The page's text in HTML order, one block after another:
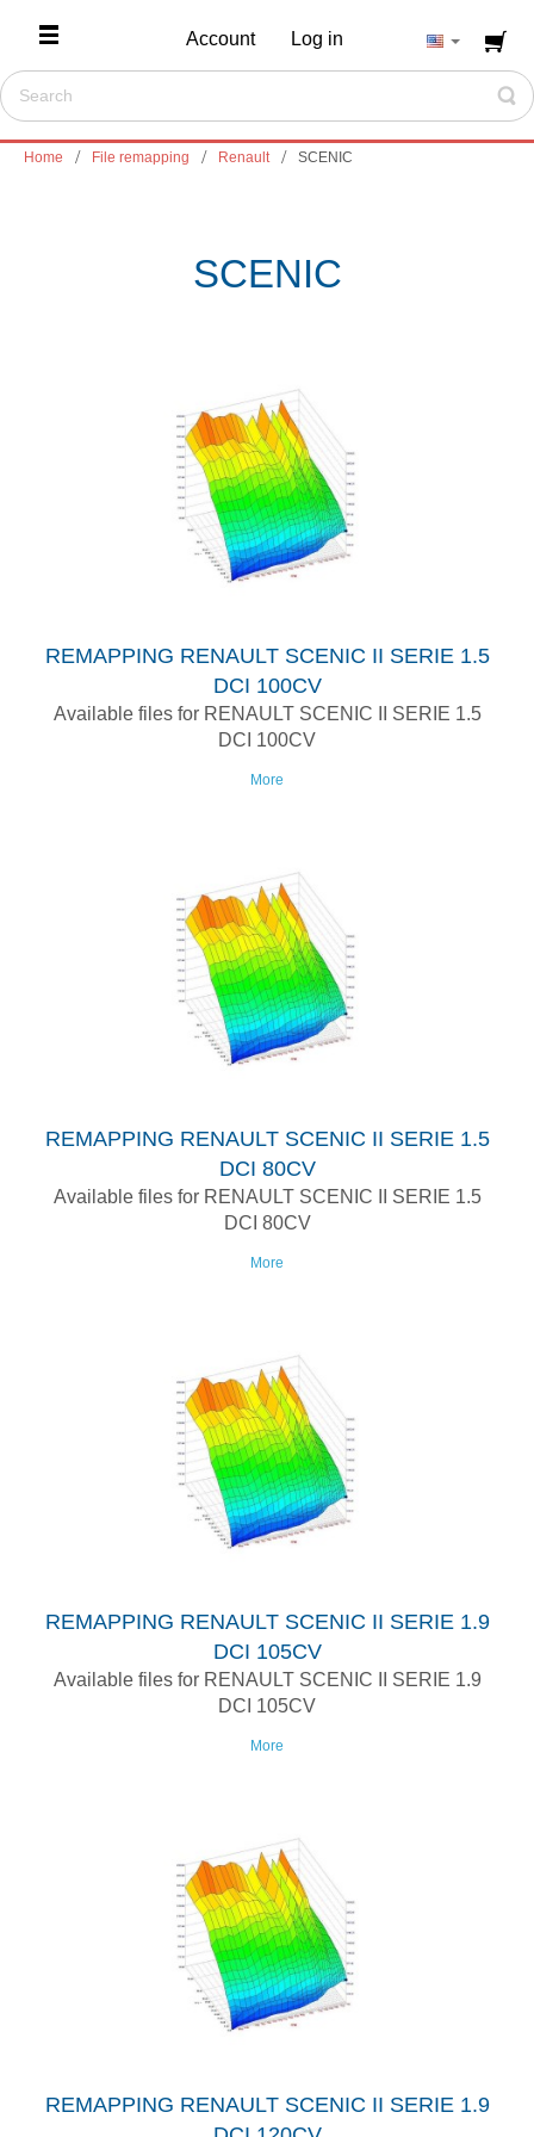
Account Log in
Home File remapping Renault SCENIC
SCENIC
REMAPPING RENAULT SCENIC II SERIE 1.5
DCI 100CV
Available files for RENAULT SCENIC II SERIE 1.5
DCI 100CV
More
REMAPPING RENAULT SCENIC II SERIE 1.5
DCI 80CV
Available files for RENAULT SCENIC II SERIE 1.5
DCI 80CV
More
REMAPPING RENAULT SCENIC II SERIE 1.9
DCI 105CV
Available files for RENAULT SCENIC II SERIE 1.9
DCI 105CV
More
REMAPPING RENAULT SCENIC II SERIE 1.9